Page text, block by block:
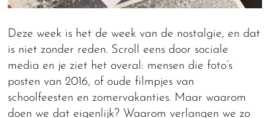
Deze week is het de week van de nostalgie, en dat
is niet zonder reden. Scroll eens door sociale
media en je ziet het overal: mensen die foto’s
posten van 2016, of oude filmpjes van
schoolfeesten en zomervakanties. Maar waarom
doen we dat eigenlijk? Waarom verlangen we zo